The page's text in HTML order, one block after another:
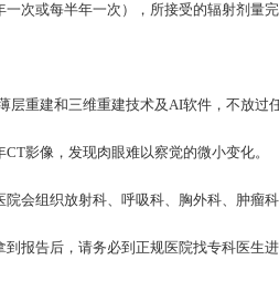
次或每半年一次），所接受的辐射剂量
重建和三维重建技术及AI软件，不放过
影像，发现肉眼难以察觉的微小变化。
会组织放射科、呼吸科、胸外科、肿瘤
报告后，请务必到正规医院找专科医生